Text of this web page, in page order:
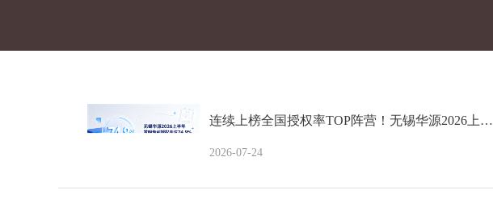
连续上榜全国授权率TOP阵营！无锡华源2026上…
2026-07-24